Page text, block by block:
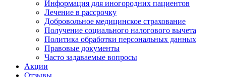
Информация для иногородних пациентов
Лечение в рассрочку
Добровольное медицинское страхование
Получение социального налогового вычета
Политика обработки персональных данных
Правовые документы
Часто задаваемые вопросы
Акции
Отзывы